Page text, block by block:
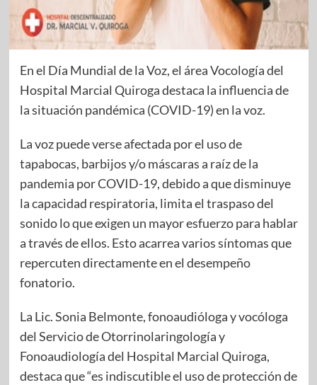
En el Día Mundial de la Voz, el área Vocología del
Hospital Marcial Quiroga destaca la influencia de
la situación pandémica (COVID-19) en la voz.
La voz puede verse afectada por el uso de
tapabocas, barbijos y/o máscaras a raíz de la
pandemia por COVID-19, debido a que disminuye
la capacidad respiratoria, limita el traspaso del
sonido lo que exigen un mayor esfuerzo para hablar
a través de ellos. Esto acarrea varios síntomas que
repercuten directamente en el desempeño
fonatorio.
La Lic. Sonia Belmonte, fonoaudióloga y vocóloga
del Servicio de Otorrinolaringología y
Fonoaudiología del Hospital Marcial Quiroga,
destaca que “es indiscutible el uso de protección de